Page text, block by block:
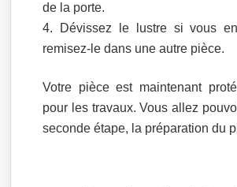
de la porte.
Dévissez le lustre si vous
remisez-le dans une autre pièce.
Votre pièce est maintenant
pour les travaux. Vous allez
seconde étape, la préparation du